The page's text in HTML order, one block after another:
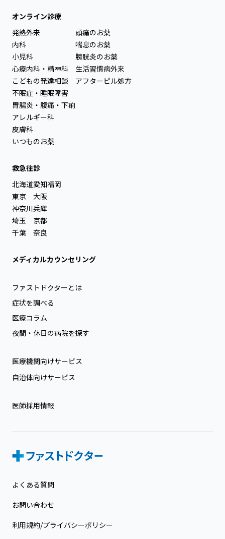
オンライン診療
発熱外来
内科
小児科
心療内科・精神科
こどもの発達相談
不眠症・睡眠障害
胃腸炎・腹痛・下痢
アレルギー科
皮膚科
いつものお薬
頭痛のお薬
喘息のお薬
膀胱炎のお薬
生活習慣病外来
アフターピル処方
救急往診
北海道
東京
神奈川
埼玉
千葉
愛知
大阪
兵庫
京都
奈良
福岡
メディカルカウンセリング
ファストドクターとは
症状を調べる
医療コラム
夜間・休日の病院を探す
医療機関向けサービス
自治体向けサービス
医師採用情報
よくある質問
お問い合わせ
利用規約/プライバシーポリシー